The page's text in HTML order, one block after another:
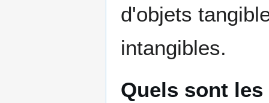
d'objets
intangibles.
Quels sont